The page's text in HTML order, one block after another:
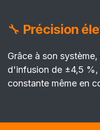
🔧 Précision
Grâce à son
d'infusion de ±4,5 %,
constante même en